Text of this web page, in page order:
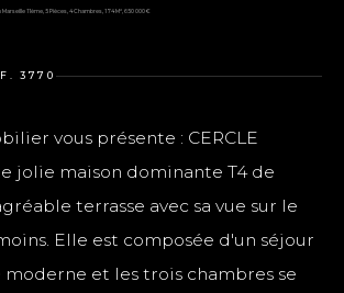
11ème, 5 Pièces, 4 Chambres, 174 M², 650 000 €
3770
vous présente : CERCLE
jolie maison dominante T4 de
terrasse avec sa vue sur le
Elle est composée d'un séjour
moderne et les trois chambres se